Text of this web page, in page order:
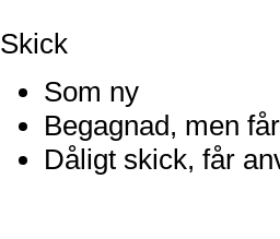
Skick
Som ny
Begagnad, men
Dåligt skick, får